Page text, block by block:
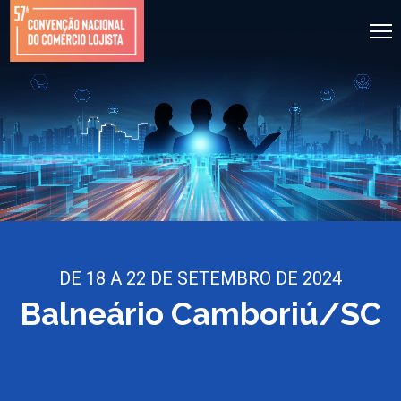
DE 18 A 22 DE SETEMBRO DE 2024
Balneário Camboriú/SC